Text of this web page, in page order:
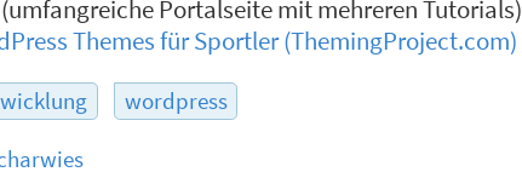
(umfangreiche Portalseite mit mehreren Tutorials)
Themes für Sportler (ThemingProject.com)
wordpress